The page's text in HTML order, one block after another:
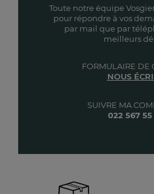
Toute notre équipe
pour répondre à vos
par mail que par
meilleurs
SUIVRE MA
022 567 55
FORMULAIRE DE
NOUS